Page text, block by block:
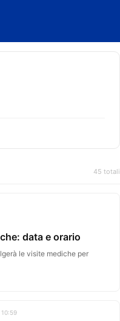
45 totali
data e orario
le visite mediche per
10:59